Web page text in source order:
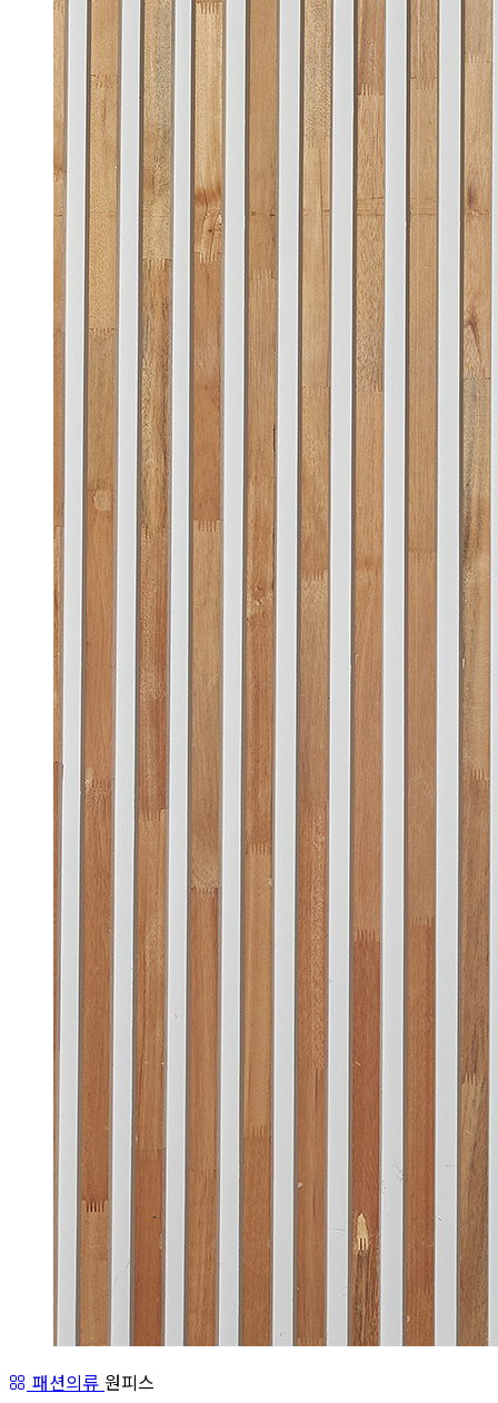
패션의류 원피스